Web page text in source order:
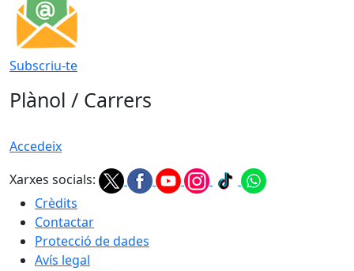
Subscriu-te
Plànol / Carrers
Accedeix
Xarxes socials:
Crèdits
Contactar
Protecció de dades
Avís legal